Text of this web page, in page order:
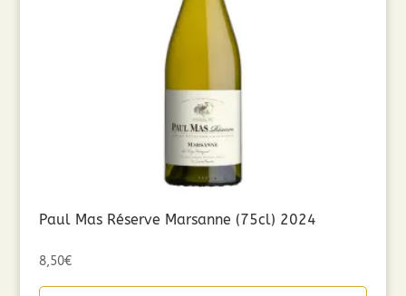
Paul Mas Réserve Marsanne (75cl) 2024
8,50€